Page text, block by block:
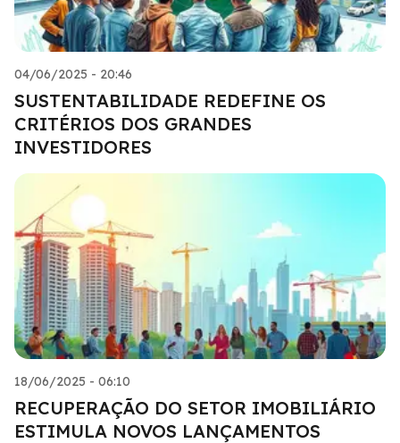
04/06/2025 - 20:46
SUSTENTABILIDADE REDEFINE OS
CRITÉRIOS DOS GRANDES
INVESTIDORES
18/06/2025 - 06:10
RECUPERAÇÃO DO SETOR IMOBILIÁRIO
ESTIMULA NOVOS LANÇAMENTOS